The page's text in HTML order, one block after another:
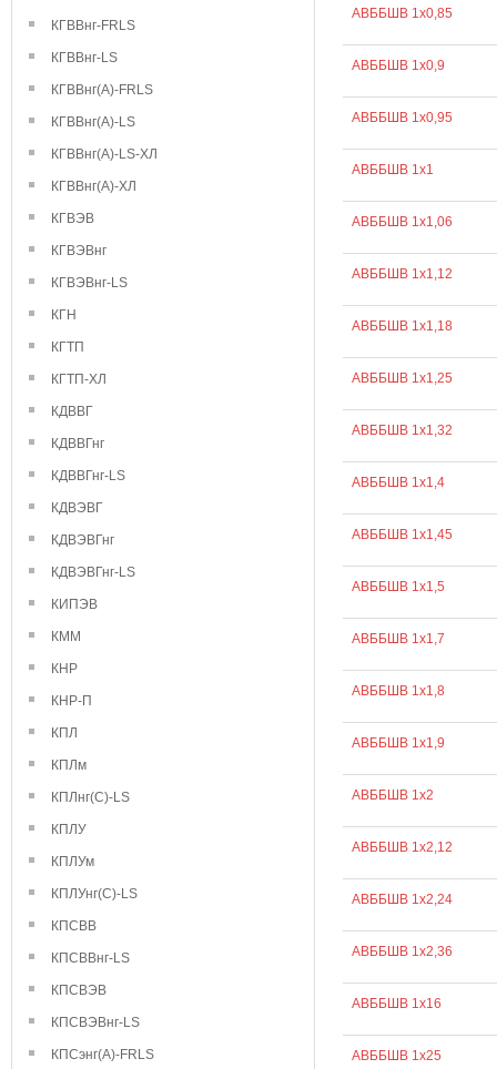
КГВВнг-FRLS
КГВВнг-LS
КГВВнг(А)-FRLS
КГВВнг(А)-LS
КГВВнг(А)-LS-ХЛ
КГВВнг(А)-ХЛ
КГВЭВ
КГВЭВнг
КГВЭВнг-LS
КГН
КГТП
КГТП-ХЛ
КДВВГ
КДВВГнг
КДВВГнг-LS
КДВЭВГ
КДВЭВГнг
КДВЭВГнг-LS
КИПЭВ
КММ
КНР
КНР-П
КПЛ
КПЛм
КПЛнг(С)-LS
КПЛУ
КПЛУм
КПЛУнг(С)-LS
КПСВВ
КПСВВнг-LS
КПСВЭВ
КПСВЭВнг-LS
КПСэнг(А)-FRLS
АВББШВ 1х0,85
АВББШВ 1х0,9
АВББШВ 1х0,95
АВББШВ 1х1
АВББШВ 1х1,06
АВББШВ 1х1,12
АВББШВ 1х1,18
АВББШВ 1х1,25
АВББШВ 1х1,32
АВББШВ 1х1,4
АВББШВ 1х1,45
АВББШВ 1х1,5
АВББШВ 1х1,7
АВББШВ 1х1,8
АВББШВ 1х1,9
АВББШВ 1х2
АВББШВ 1х2,12
АВББШВ 1х2,24
АВББШВ 1х2,36
АВББШВ 1х16
АВББШВ 1х25